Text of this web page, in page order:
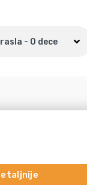
- 0 dece